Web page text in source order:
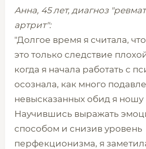
Анна, 45 лет, диагноз
артрит":
"Долгое время я считала,
это только следствие
когда я начала работать с
осознала, как много
невысказанных обид я ношу
Научившись выражать
способом и снизив уровень
перфекционизма, я